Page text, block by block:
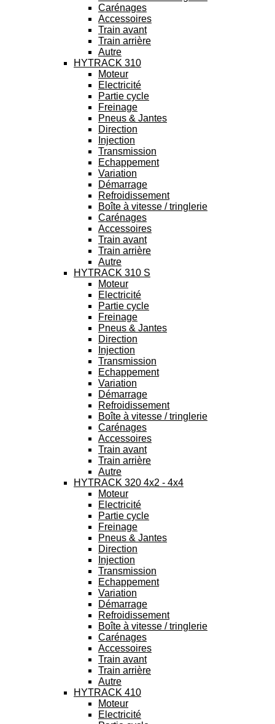
Carénages
Accessoires
Train avant
Train arrière
Autre
HYTRACK 310
Moteur
Electricité
Partie cycle
Freinage
Pneus & Jantes
Direction
Injection
Transmission
Echappement
Variation
Démarrage
Refroidissement
Boîte à vitesse / tringlerie
Carénages
Accessoires
Train avant
Train arrière
Autre
HYTRACK 310 S
Moteur
Electricité
Partie cycle
Freinage
Pneus & Jantes
Direction
Injection
Transmission
Echappement
Variation
Démarrage
Refroidissement
Boîte à vitesse / tringlerie
Carénages
Accessoires
Train avant
Train arrière
Autre
HYTRACK 320 4x2 - 4x4
Moteur
Electricité
Partie cycle
Freinage
Pneus & Jantes
Direction
Injection
Transmission
Echappement
Variation
Démarrage
Refroidissement
Boîte à vitesse / tringlerie
Carénages
Accessoires
Train avant
Train arrière
Autre
HYTRACK 410
Moteur
Electricité